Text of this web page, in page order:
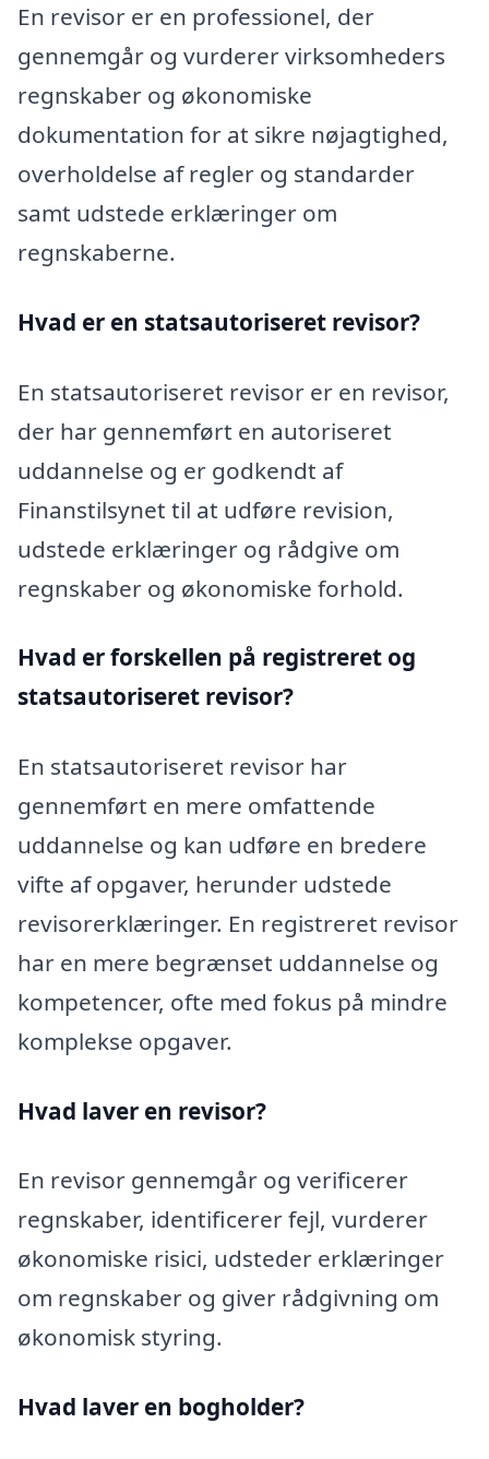
En revisor er en professionel, der
gennemgår og vurderer virksomheders
regnskaber og økonomiske
dokumentation for at sikre nøjagtighed,
overholdelse af regler og standarder
samt udstede erklæringer om
regnskaberne.
Hvad er en statsautoriseret revisor?
En statsautoriseret revisor er en revisor,
der har gennemført en autoriseret
uddannelse og er godkendt af
Finanstilsynet til at udføre revision,
udstede erklæringer og rådgive om
regnskaber og økonomiske forhold.
Hvad er forskellen på registreret og
statsautoriseret revisor?
En statsautoriseret revisor har
gennemført en mere omfattende
uddannelse og kan udføre en bredere
vifte af opgaver, herunder udstede
revisorerklæringer. En registreret revisor
har en mere begrænset uddannelse og
kompetencer, ofte med fokus på mindre
komplekse opgaver.
Hvad laver en revisor?
En revisor gennemgår og verificerer
regnskaber, identificerer fejl, vurderer
økonomiske risici, udsteder erklæringer
om regnskaber og giver rådgivning om
økonomisk styring.
Hvad laver en bogholder?